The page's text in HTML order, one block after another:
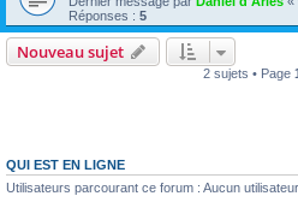
Réponses : 5
Nouveau sujet
2 sujets • Page
QUI EST EN LIGNE
Utilisateurs parcourant ce forum : Aucun